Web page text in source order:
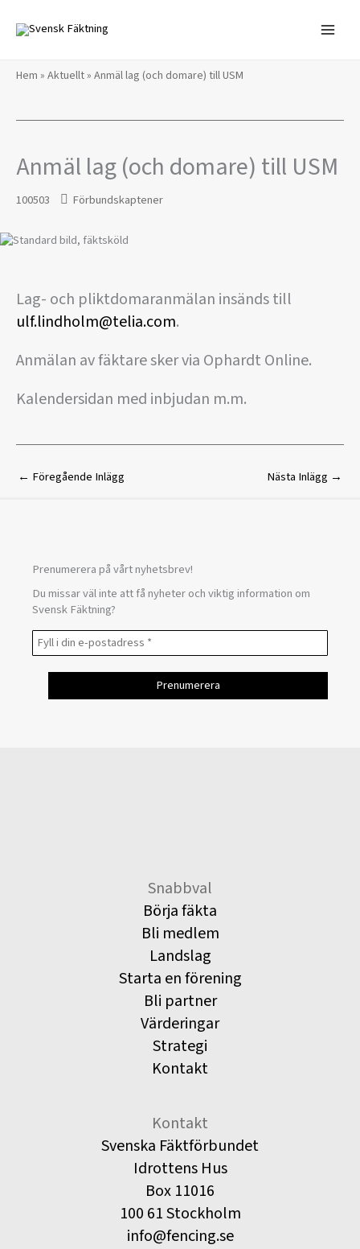
innehåll
Hem » Aktuellt» Anmäl lag (och domare) till USM
Anmäl lag (och domare) till USM
100503 Förbundskaptener
Lag- och pliktdomaranmälan insänds till
ulf.lindholm@telia.com.
Anmälan av fäktare sker via Ophardt Online.
Kalendersidan med inbjudan m.m.
← Föregående Inlägg Nästa Inlägg →
Prenumerera på vårt nyhetsbrev!
Du missar väl inte att få nyheter och viktig information om
Svensk Fäktning?
Snabbval
Börja fäkta
Bli medlem
Landslag
Starta en förening
Bli partner
Värderingar
Strategi
Kontakt
Kontakt
Svenska Fäktförbundet
Idrottens Hus
Box 11016
100 61 Stockholm
info@fencing.se